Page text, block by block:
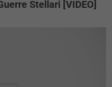
Stellari [VIDEO]